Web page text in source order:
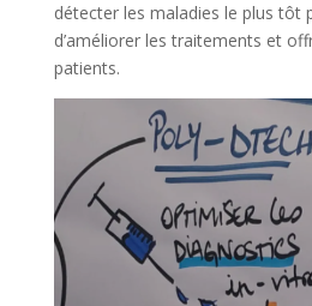
détecter les maladies le plus tôt
d’améliorer les traitements et
patients.